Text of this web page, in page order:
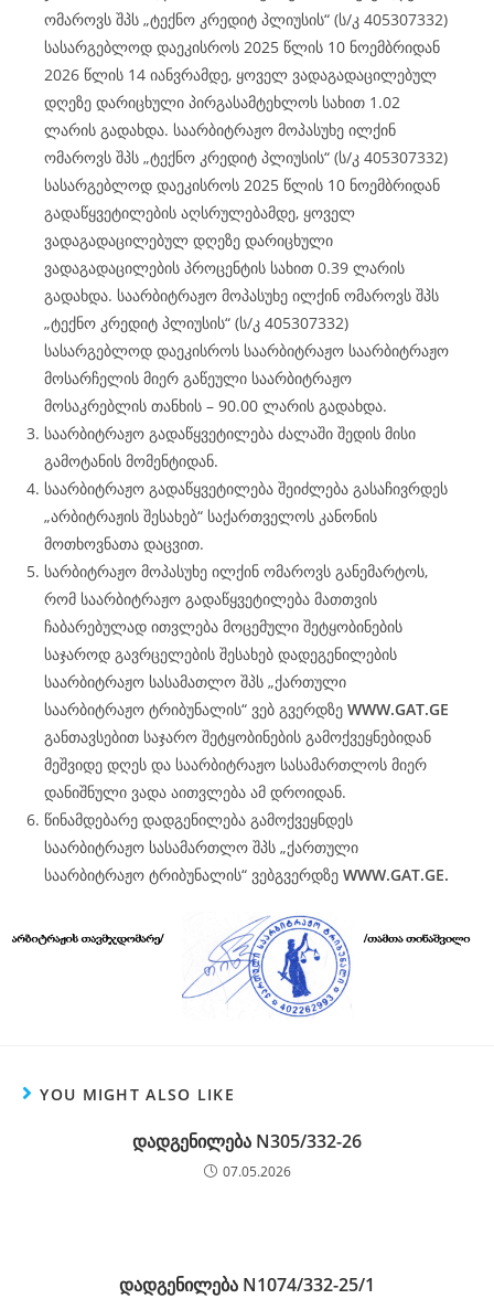
ომაროვს შპს „ტექნო კრედიტ პლიუსის“ (ს/კ 405307332)
სასარგებლოდ დაეკისროს 2025 წლის 10 ნოემბრიდან
2026 წლის 14 იანვრამდე, ყოველ ვადაგადაცილებულ
დღეზე დარიცხული პირგასამტეხლოს სახით 1.02
ლარის გადახდა. საარბიტრაჟო მოპასუხე ილქინ
ომაროვს შპს „ტექნო კრედიტ პლიუსის“ (ს/კ 405307332)
სასარგებლოდ დაეკისროს 2025 წლის 10 ნოემბრიდან
გადაწყვეტილების აღსრულებამდე, ყოველ
ვადაგადაცილებულ დღეზე დარიცხული
ვადაგადაცილების პროცენტის სახით 0.39 ლარის
გადახდა. საარბიტრაჟო მოპასუხე ილქინ ომაროვს შპს
„ტექნო კრედიტ პლიუსის“ (ს/კ 405307332)
სასარგებლოდ დაეკისროს საარბიტრაჟო საარბიტრაჟო
მოსარჩელის მიერ გაწეული საარბიტრაჟო
მოსაკრებლის თანხის – 90.00 ლარის გადახდა.
საარბიტრაჟო გადაწყვეტილება ძალაში შედის მისი
გამოტანის მომენტიდან.
საარბიტრაჟო გადაწყვეტილება შეიძლება გასაჩივრდეს
„არბიტრაჟის შესახებ“ საქართველოს კანონის
მოთხოვნათა დაცვით.
სარბიტრაჟო მოპასუხე ილქინ ომაროვს განემარტოს,
რომ საარბიტრაჟო გადაწყვეტილება მათთვის
ჩაბარებულად ითვლება მოცემული შეტყობინების
საჯაროდ გავრცელების შესახებ დადეგენილების
საარბიტრაჟო სასამათლო შპს „ქართული
საარბიტრაჟო ტრიბუნალის“ ვებ გვერდზე WWW.GAT.GE
განთავსებით საჯარო შეტყობინების გამოქვეყნებიდან
მეშვიდე დღეს და საარბიტრაჟო სასამართლოს მიერ
დანიშნული ვადა აითვლება ამ დროიდან.
წინამდებარე დადგენილება გამოქვეყნდეს
საარბიტრაჟო სასამართლო შპს „ქართული
საარბიტრაჟო ტრიბუნალის“ ვებგვერდზე WWW.GAT.GE.
YOU MIGHT ALSO LIKE
დადგენილება N305/332-26
07.05.2026
დადგენილება N1074/332-25/1